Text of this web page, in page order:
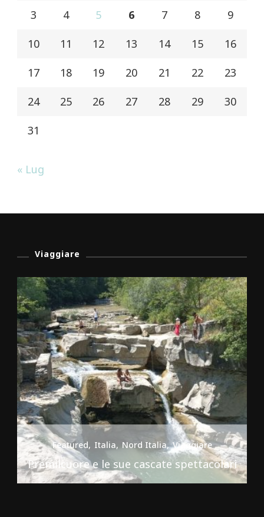
3 4 5 6 7 8 9
10 11 12 13 14 15 16
17 18 19 20 21 22 23
24 25 26 27 28 29 30
31
« Lug
Viaggiare
Featured Italia Nord Italia Viaggiare
Premilcuore e le sue cascate spettacolari